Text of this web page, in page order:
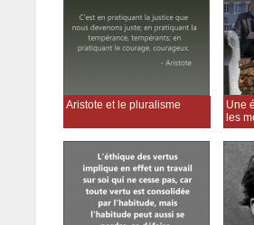
Aristote et le pluralisme
Une
les